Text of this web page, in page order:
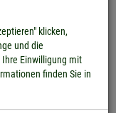
klicken,
und die
Ihre Einwilligung mit
finden Sie in
Shop!